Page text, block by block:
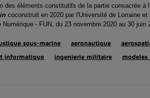
des éléments constitutifs de la partie consacrée à
coconstruit en 2020 par l'Université de Lorraine
Numérique - FUN, du 23 novembre 2020 au 30 juin
sous-marine aeronautique
informatique
ingenierie militaire